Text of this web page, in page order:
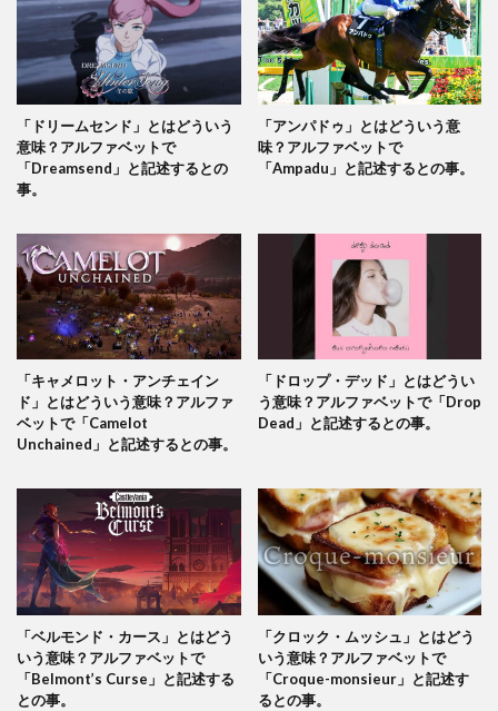
「ドリームセンド」とはどういう
意味？アルファベットで
「Dreamsend」と記述するとの
事。
「アンパドゥ」とはどういう意
味？アルファベットで
「Ampadu」と記述するとの事。
「キャメロット・アンチェイン
ド」とはどういう意味？アルファ
ベットで「Camelot
Unchained」と記述するとの事。
「ドロップ・デッド」とはどうい
う意味？アルファベットで「Drop
Dead」と記述するとの事。
「ベルモンド・カース」とはどう
いう意味？アルファベットで
「Belmont’s Curse」と記述する
との事。
「クロック・ムッシュ」とはどう
いう意味？アルファベットで
「Croque-monsieur」と記述す
るとの事。